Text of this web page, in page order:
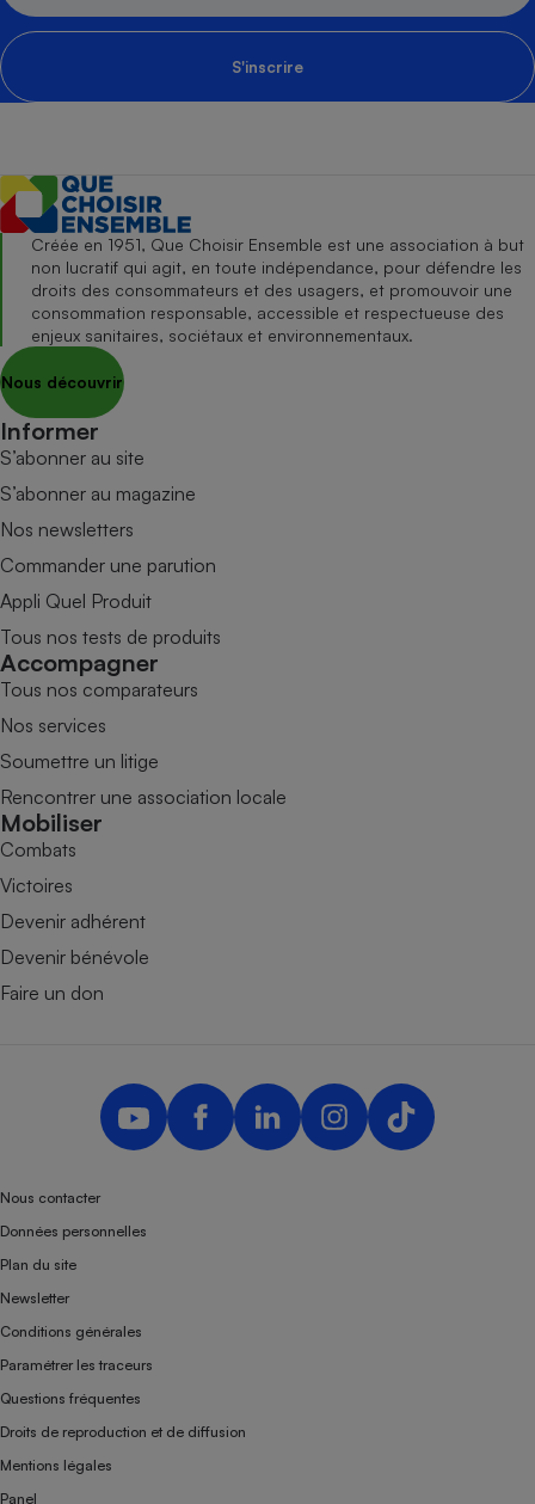
S'inscrire
Créée en 1951, Que Choisir Ensemble est une association à but
non lucratif qui agit, en toute indépendance, pour défendre les
droits des consommateurs et des usagers, et promouvoir une
consommation responsable, accessible et respectueuse des
enjeux sanitaires, sociétaux et environnementaux.
Nous découvrir
Informer
S’abonner au site
S’abonner au magazine
Nos newsletters
Commander une parution
Appli Quel Produit
Tous nos tests de produits
Accompagner
Tous nos comparateurs
Nos services
Soumettre un litige
Rencontrer une association locale
Mobiliser
Combats
Victoires
Devenir adhérent
Devenir bénévole
Faire un don
Nous contacter
Données personnelles
Plan du site
Newsletter
Conditions générales
Paramétrer les traceurs
Questions fréquentes
Droits de reproduction et de diffusion
Mentions légales
Panel